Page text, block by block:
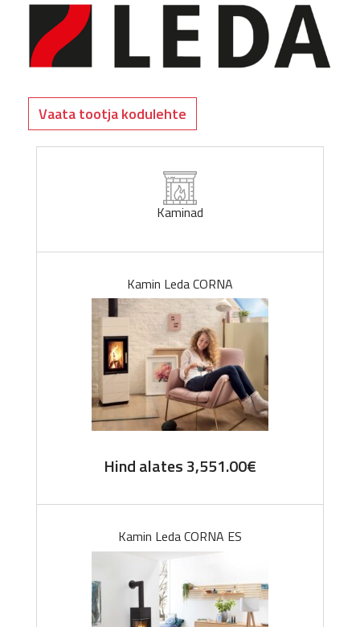
Vaata tootja kodulehte
Kaminad
Kamin Leda CORNA
Hind alates3,551.00€
Kamin Leda CORNA ES